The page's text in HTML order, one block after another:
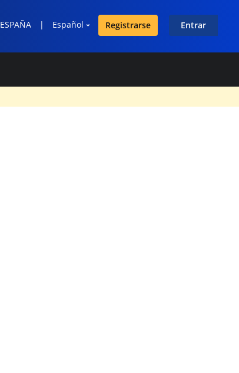
ESPAÑA | Español Registrarse Entrar